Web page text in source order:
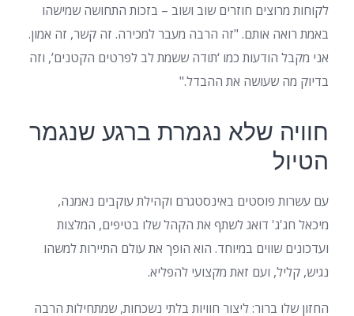
לקוחות מרוצים חוזרים שוב ושוב – בזכות התחושה שמישהו
באמת רואה אותם. "זה הרבה מעבר למכירה. זה קשר, זה אמון.
אני מקבל הודעות כמו ‘תודה ששמת לב לפרטים הקטנים’, וזה
בדיוק מה שעושה את ההבדל."
חוויה שלא נגמרת ברגע שנגמר
הטיול
עם עשרות פוסטים באינסטגרם וקהילת עוקבים נאמנה,
מיכאל חג'ג' דואג לשתף את הקהל שלו בטיפים, המלצות
ועדכונים שווים במיוחד. הוא הופך את עולם התיירות למשהו
נגיש, קליל, ועם זאת מקצועי להפליא.
החזון שלו ברור: ליצור חוויות בלתי נשכחות, שמתחילות הרבה